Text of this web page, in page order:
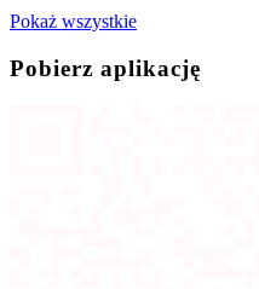
Pokaż wszystkie
Pobierz aplikację